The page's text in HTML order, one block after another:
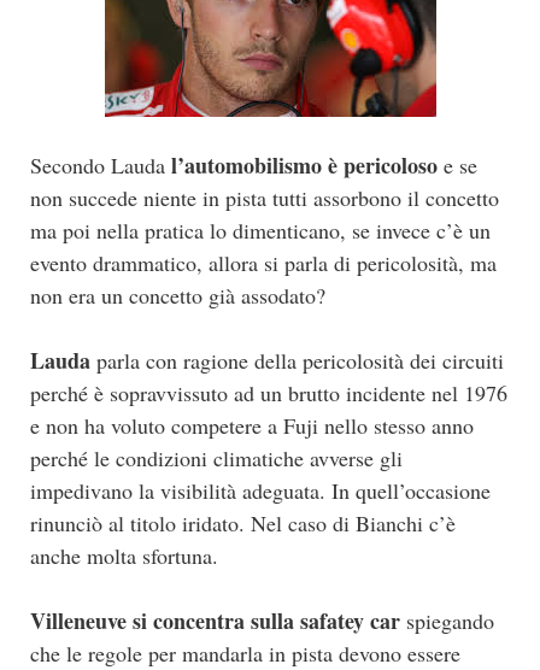
Secondo Lauda l’automobilismo è pericoloso e se
non succede niente in pista tutti assorbono il concetto
ma poi nella pratica lo dimenticano, se invece c’è un
evento drammatico, allora si parla di pericolosità, ma
non era un concetto già assodato?
Lauda parla con ragione della pericolosità dei circuiti
perché è sopravvissuto ad un brutto incidente nel 1976
e non ha voluto competere a Fuji nello stesso anno
perché le condizioni climatiche avverse gli
impedivano la visibilità adeguata. In quell’occasione
rinunciò al titolo iridato. Nel caso di Bianchi c’è
anche molta sfortuna.
Villeneuve si concentra sulla safatey car spiegando
che le regole per mandarla in pista devono essere